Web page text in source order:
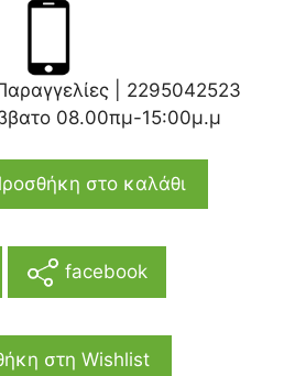
| 2295042523
08.00πμ-15:00μ.μ
στο καλάθι
facebook
στη Wishlist